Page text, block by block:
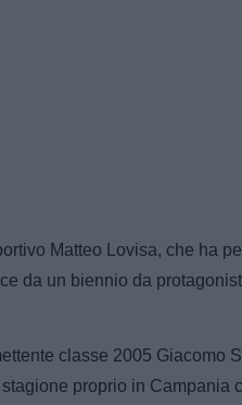
Matteo Lovisa, che ha
da un biennio da
classe 2005 Giacomo
proprio in Campania